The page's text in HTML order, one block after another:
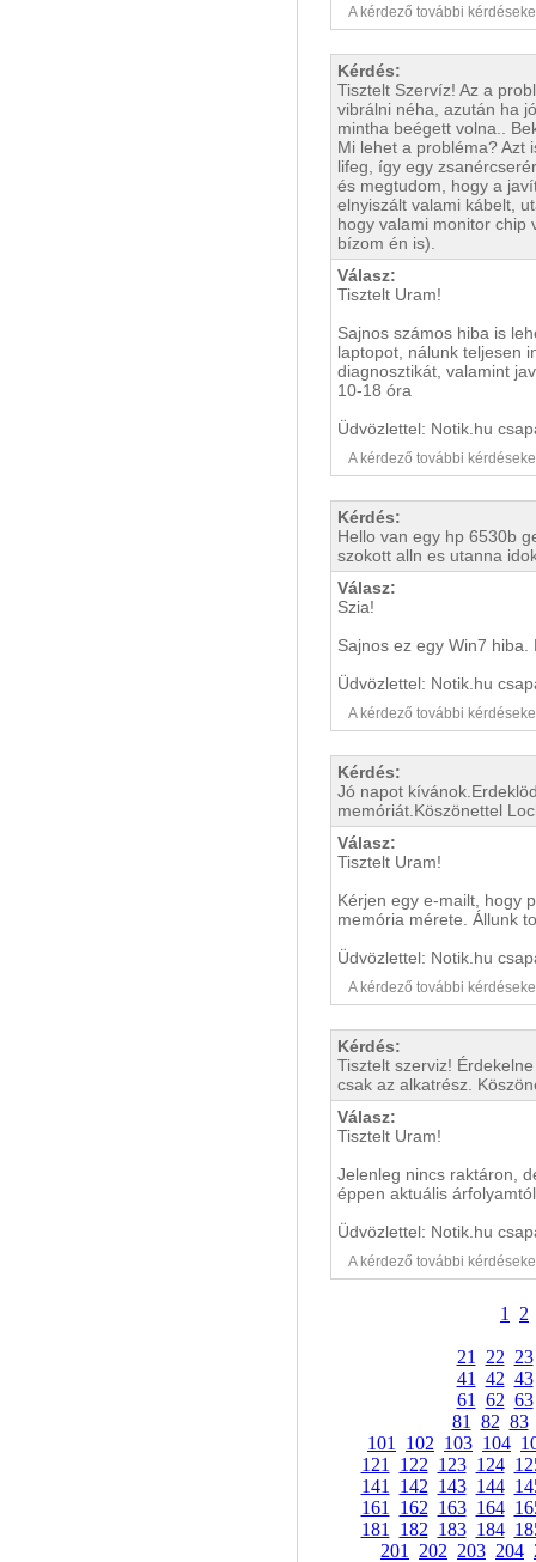
A kérdező további
Kérdés:
Tisztelt Szervíz! Az a
vibrálni néha, azután ha
mintha beégett volna..
Mi lehet a probléma? Azt
lifeg, így egy
és megtudom, hogy a
elnyiszált valami kábelt,
hogy valami monitor chip
bízom én is).
Válasz:
Tisztelt Uram!
Sajnos számos hiba is
laptopot, nálunk teljesen
diagnosztikát, valamint
10-18 óra
Üdvözlettel: Notik.hu
A kérdező további
Kérdés:
Hello van egy hp 6530b
szokott alln es utanna
Válasz:
Szia!
Sajnos ez egy Win7
Üdvözlettel: Notik.hu
A kérdező további
Kérdés:
Jó napot
memóriát.Köszönettel
Válasz:
Tisztelt Uram!
Kérjen egy e-mailt, hogy
memória mérete. Állunk
Üdvözlettel: Notik.hu
A kérdező további
Kérdés:
Tisztelt szerviz!
csak az alkatrész.
Válasz:
Tisztelt Uram!
Jelenleg nincs raktáron,
éppen aktuális
Üdvözlettel: Notik.hu
A kérdező további
1 2
21 22 23
41
42 43
61
62 63
81
82 83
101
102 103 104
121
122 123 124
141
142 143 144
161
162 163 164
181
182 183 184
201
202 203 204